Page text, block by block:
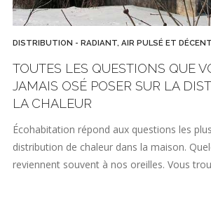
DISTRIBUTION - RADIANT, AIR PULSÉ ET
TOUTES LES QUESTIONS QUE
JAMAIS OSÉ POSER SUR LA
LA CHALEUR
Écohabitation répond aux questions les
distribution de chaleur dans la maison.
reviennent souvent à nos oreilles. Vous